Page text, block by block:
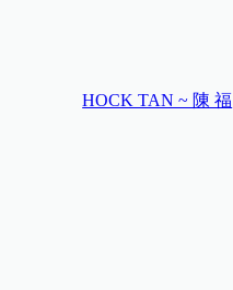
HOCK TAN ~ 陳 福